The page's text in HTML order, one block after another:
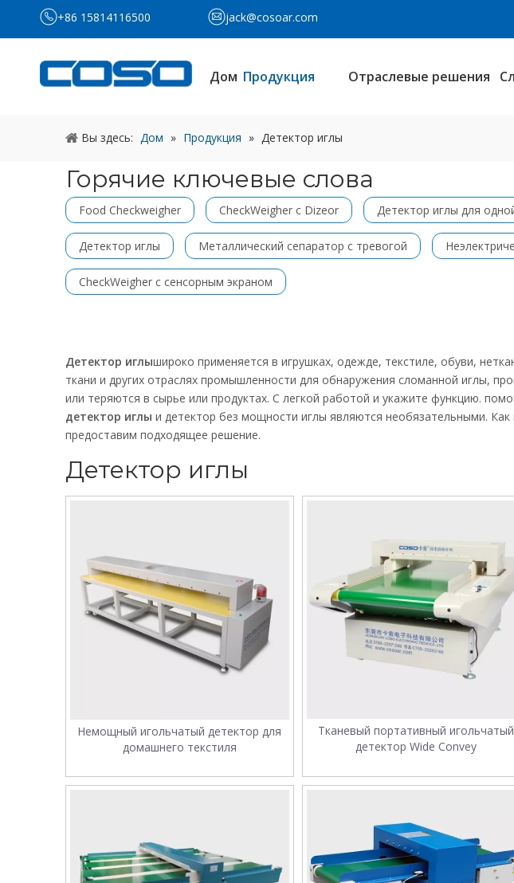
+86 15814116500 jack@cosoar.com
Дом Продукция Отраслевые решения
Вы здесь: Дом » Продукция » Детектор иглы
Горячие ключевые слова
Food Checkweigher CheckWeigher с Dizeor Детектор иглы для
Детектор иглы Металлический сепаратор с тревогой
CheckWeigher с сенсорным экраном
Детектор иглышироко применяется в игрушках, одежде, текстиле, обуви,
ткани и других отраслях промышленности для обнаружения сломанной иглы,
или теряются в сырье или продуктах. С легкой работой и укажите функцию.
детектор иглы и детектор без мощности иглы являются необязательными.
предоставим подходящее решение.
Детектор иглы
Немощный игольчатый детектор для
домашнего текстиля
Тканевый портативный игольчатый
детектор Wide Convey